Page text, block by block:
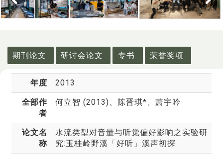
期刊论文
研讨会论文 专书 荣誉奖项
年度 2013
全部作
者
何立智 (2013)、陈晋琪*、萧宇吟
论文名
称
水流类型对音量与听觉偏好影响之实验研
究:玉桂岭野溪「好听」溪声初探